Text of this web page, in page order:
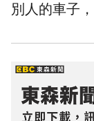
別人的車子